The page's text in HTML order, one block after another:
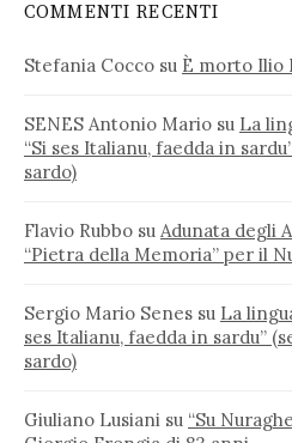
COMMENTI RECENTI
Stefania Cocco su È morto Ilio
SENES Antonio Mario su La
“Si ses Italianu, faedda in
sardo)
Flavio Rubbo su Adunata degli
“Pietra della Memoria” per il
Sergio Mario Senes su La
ses Italianu, faedda in sardu”
sardo)
Giuliano Lusiani su “Su